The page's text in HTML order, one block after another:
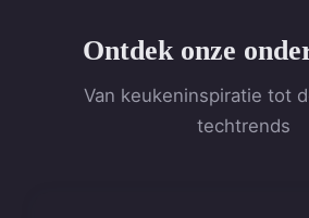
Ontdek onze
Van keukeninspiratie tot
techtrends